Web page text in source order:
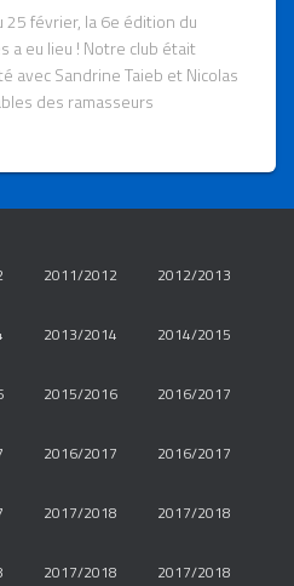
25 février, la 6e édition du
a eu lieu ! Notre club était
avec Sandrine Taieb et Nicolas
des ramasseurs
2011/2012 2012/2013
2013/2014 2014/2015
2015/2016 2016/2017
2016/2017 2016/2017
2017/2018 2017/2018
2017/2018 2017/2018